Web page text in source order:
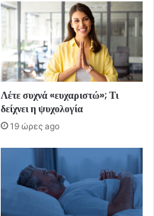
Λέτε συχνά «ευχαριστώ»; Τι
δείχνει η ψυχολογία
19 ώρες ago